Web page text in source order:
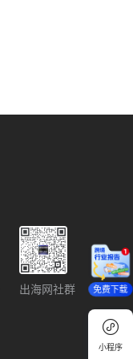
免费下载
小程序
出海网社群